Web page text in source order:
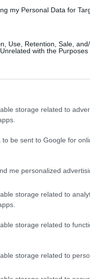
my Personal Data for
Use, Retention, Sale,
with the Purposes
storage related to
be sent to Google for
me personalized
storage related to
storage related to
storage related to
befogadó
i
tudás
megtanultunk és
sarokba vagyunk